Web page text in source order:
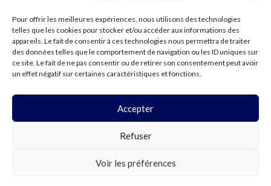
Pour offrir les meilleures expériences, nous utilisons des technologies
telles que les cookies pour stocker et/ou accéder aux informations des
appareils. Le fait de consentir à ces technologies nous permettra de traiter
des données telles que le comportement de navigation ou les ID uniques sur
ce site. Le fait de ne pas consentir ou de retirer son consentement peut avoir
un effet négatif sur certaines caractéristiques et fonctions.
Accepter
Refuser
Voir les préférences
S'abonner à
notre
newsletter
COOKIES